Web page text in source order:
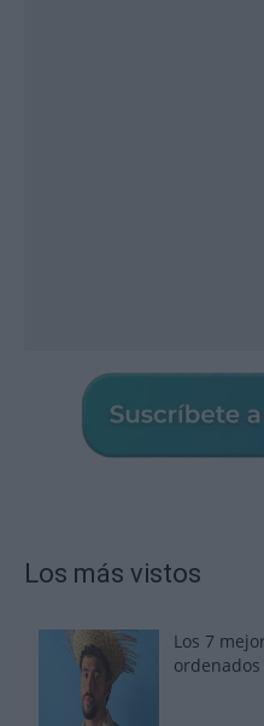
Los más vistos
Los 7